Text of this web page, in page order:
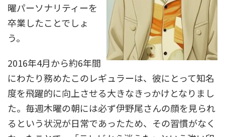
曜パーソナリティーを
卒業したことでしょ
う。
2016年4月から約6年間
にわたり務めたこのレギュラーは、彼にとって知名
度を飛躍的に向上させる大きなきっかけとなりまし
た。毎週木曜の朝には必ず伊野尾さんの顔を見られ
るという状況が日常であったため、その習慣がなく